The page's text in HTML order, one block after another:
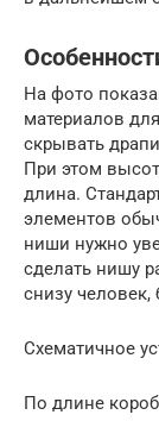
На фото
материалов
скрывать
При этом
длина.
элементов
ниши нужно
сделать нишу
снизу человек,
Схематичное
По длине